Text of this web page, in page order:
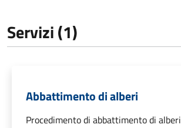
Servizi (1)
Abbattimento di alberi
Procedimento di abbattimento di alberi